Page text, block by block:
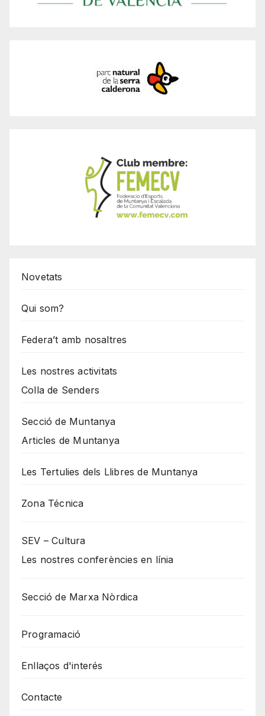
Novetats
Qui som?
Federa’t amb nosaltres
Les nostres activitats
Colla de Senders
Secció de Muntanya
Articles de Muntanya
Les Tertulies dels Llibres de Muntanya
Zona Técnica
SEV – Cultura
Les nostres conferències en línia
Secció de Marxa Nòrdica
Programació
Enllaços d'interés
Contacte